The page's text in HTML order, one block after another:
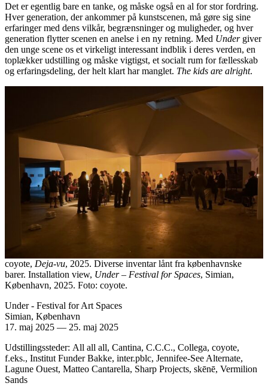
Det er egentlig bare en tanke, og måske også en al for stor fordring.
Hver generation, der ankommer på kunstscenen, må gøre sig sine
erfaringer med dens vilkår, begrænsninger og muligheder, og hver
generation flytter scenen en anelse i en ny retning. Med Undergiver
den unge scene os et virkeligt interessant indblik i deres verden, en
toplækker udstilling og måske vigtigst, et socialt rum for fællesskab
og erfaringsdeling, der helt klart har manglet. The kids are alright.
coyote, Deja-vu, 2025. Diverse inventar lånt fra københavnske
barer. Installation view, Under – Festival for Spaces, Simian,
København, 2025. Foto: coyote.
Under - Festival for Art Spaces
Simian, København
17. maj 2025 — 25. maj 2025
Udstillingssteder: All all all, Cantina, C.C.C., Collega, coyote,
f.eks., Institut Funder Bakke, inter.pblc, Jennifee-See Alternate,
Lagune Ouest, Matteo Cantarella, Sharp Projects, skēnē, Vermilion
Sands